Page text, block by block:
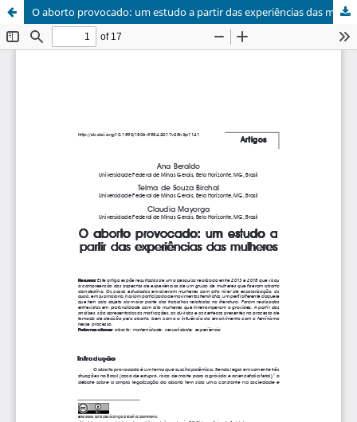
O aborto provocado: um estudo a partir das experiências das mulheres